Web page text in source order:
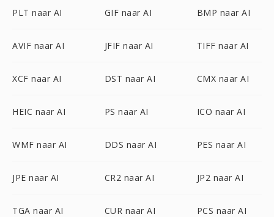
PLT naar AI GIF naar AI BMP naar AI
AVIF naar AI JFIF naar AI TIFF naar AI
XCF naar AI DST naar AI CMX naar AI
HEIC naar AI PS naar AI ICO naar AI
WMF naar AI DDS naar AI PES naar AI
JPE naar AI CR2 naar AI JP2 naar AI
TGA naar AI CUR naar AI PCS naar AI